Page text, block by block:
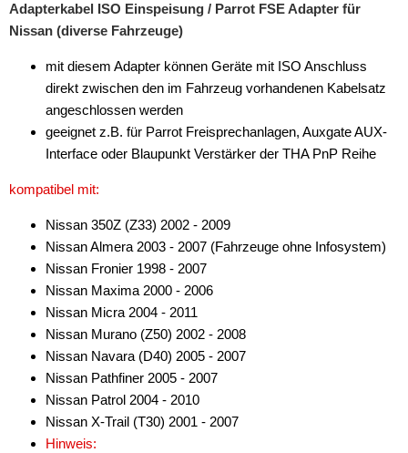
Antennenkabel
Antennensplitter
Antennenstab
Antennenstecker
Aux-In-Adapter
Bluetooth
CAN-BUS-Adapter
Cinch-Kabel
DAB+
Entriegelung
Adapterkabel ISO Einspeisung / Parrot FSE Adapter für
Nissan (diverse Fahrzeuge)
mit diesem Adapter können Geräte mit ISO Anschluss
direkt zwischen den im Fahrzeug vorhandenen Kabelsatz
angeschlossen werden
geeignet z.B. für Parrot Freisprechanlagen, Auxgate AUX-
Interface oder Blaupunkt Verstärker der THA PnP Reihe
kompatibel mit:
Nissan 350Z (Z33) 2002 - 2009
Nissan Almera 2003 - 2007 (Fahrzeuge ohne Infosystem)
Nissan Fronier 1998 - 2007
Nissan Maxima 2000 - 2006
Nissan Micra 2004 - 2011
Nissan Murano (Z50) 2002 - 2008
Nissan Navara (D40) 2005 - 2007
Nissan Pathfiner 2005 - 2007
Nissan Patrol 2004 - 2010
Nissan X-Trail (T30) 2001 - 2007
Hinweis: